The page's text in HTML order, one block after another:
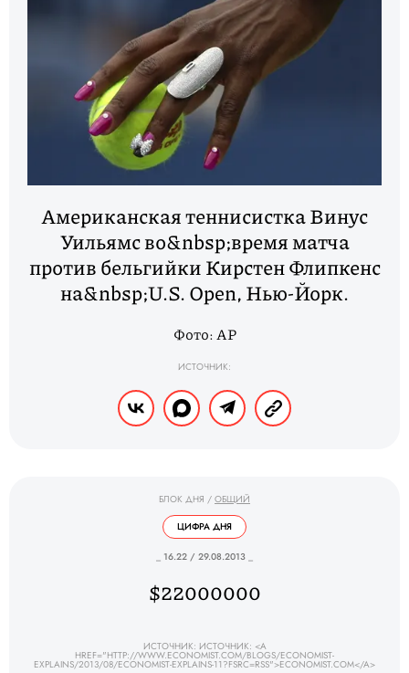
Американская теннисистка Винус
Уильямс во&nbsp;время матча
против бельгийки Кирстен Флипкенс
на&nbsp;U.S. Open, Нью-Йорк.
Фото: AP
ИСТОЧНИК:
БЛОК ДНЯ / ОБЩИЙ
ЦИФРА ДНЯ
_ 16.22 / 29.08.2013 _
$22000000
ИСТОЧНИК: ИСТОЧНИК: <A
HREF="HTTP://WWW.ECONOMIST.COM/BLOGS/ECONOMIST-
EXPLAINS/2013/08/ECONOMIST-EXPLAINS-11?FSRC=RSS">ECONOMIST.COM</A>